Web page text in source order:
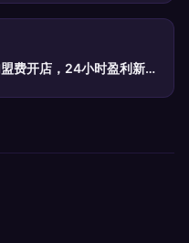
费开店，24小时盈利新